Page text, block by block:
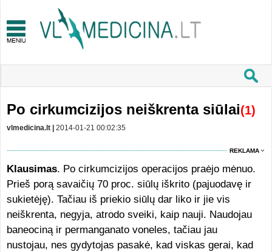
Po cirkumcizijos neiškrenta siūlai(1)
vlmedicina.lt | 2014-01-21 00:02:35
REKLAMA
Klausimas. Po cirkumcizijos operacijos praėjo mėnuo.
Prieš porą savaičių 70 proc. siūlų iškrito (pajuodavę ir
sukietėję). Tačiau iš priekio siūlų dar liko ir jie vis
neiškrenta, negyja, atrodo sveiki, kaip nauji. Naudojau
baneociną ir permanganato voneles, tačiau jau
nustojau, nes gydytojas pasakė, kad viskas gerai, kad